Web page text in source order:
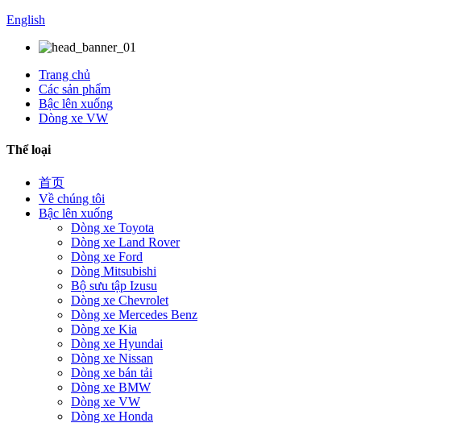
English
Trang chủ
Các sản phẩm
Bậc lên xuống
Dòng xe VW
Thể loại
首页
Về chúng tôi
Bậc lên xuống
Dòng xe Toyota
Dòng xe Land Rover
Dòng xe Ford
Dòng Mitsubishi
Bộ sưu tập Izusu
Dòng xe Chevrolet
Dòng xe Mercedes Benz
Dòng xe Kia
Dòng xe Hyundai
Dòng xe Nissan
Dòng xe bán tải
Dòng xe BMW
Dòng xe VW
Dòng xe Honda